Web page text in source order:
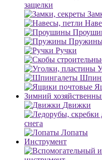
защелки
Ручки
Зимний
Движки
снега
Лопаты
Инструмент